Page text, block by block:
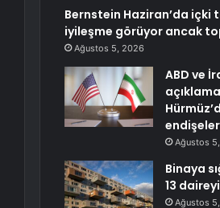
Bernstein Haziran’da içki
iyileşme görüyor ancak
Ağustos 5, 2026
ABD ve
Ağustos
Binaya
13
Ağustos